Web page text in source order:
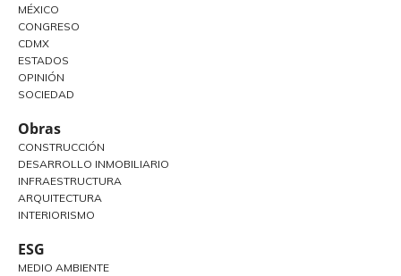
MÉXICO
CONGRESO
CDMX
ESTADOS
OPINIÓN
SOCIEDAD
Obras
CONSTRUCCIÓN
DESARROLLO INMOBILIARIO
INFRAESTRUCTURA
ARQUITECTURA
INTERIORISMO
ESG
MEDIO AMBIENTE